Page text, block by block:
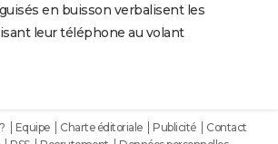
en buisson verbalisent les
leur téléphone au volant
Equipe Charte éditoriale Publicité
Contact